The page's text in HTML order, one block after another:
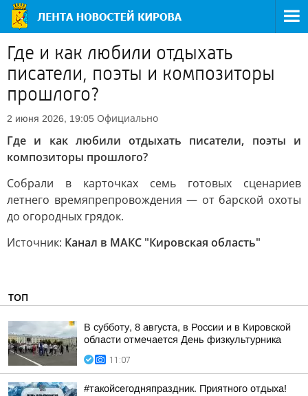
Где и как любили отдыхать
писатели, поэты и композиторы
прошлого?
2 июня 2026, 19:05 Официально
Где и как любили отдыхать писатели, поэты и
композиторы прошлого?
Собрали в карточках семь готовых сценариев
летнего времяпрепровождения — от барской охоты
до огородных грядок.
Источник: Канал в МАКС "Кировская область"
ТОП
В субботу, 8 августа, в России и в Кировской
области отмечается День физкультурника
11:07
#такойсегодняпраздник. Приятного отдыха!